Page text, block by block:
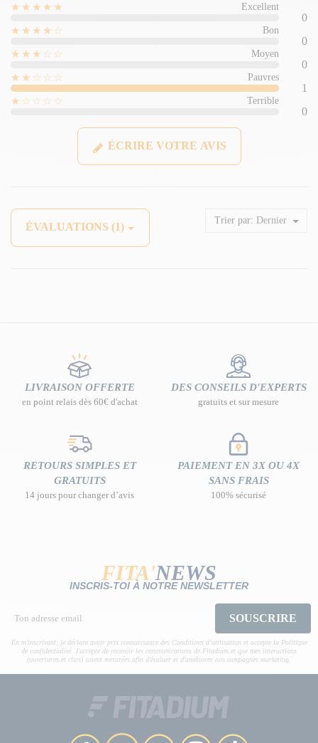
★★★★★ Excellent
0
★★★★☆
Bon
0
★★★☆☆
Moyen
0
★★☆☆☆
Pauvres
1
★☆☆☆☆
Terrible
0
ÉCRIRE VOTRE AVIS
ÉVALUATIONS (1)
Trier par: Dernier
LIVRAISON OFFERTE
en point relais dès 60€ d'achat
DES CONSEILS D'EXPERTS
gratuits et sur mesure
RETOURS SIMPLES ET
GRATUITS
14 jours pour changer d’avis
PAIEMENT EN 3X OU 4X
SANS FRAIS
100% sécurisé
FITA'NEWS
INSCRIS-TOI À NOTRE NEWSLETTER
SOUSCRIRE
En m'inscrivant, je déclare avoir pris connaissance des Conditions d’utilisation et accepte la Politique
de confidentialité. J'accepte de recevoir les communications de Fitadium et que mes interactions
(ouvertures et clics) soient mesurées afin d'évaluer et d'améliorer nos campagnes marketing.